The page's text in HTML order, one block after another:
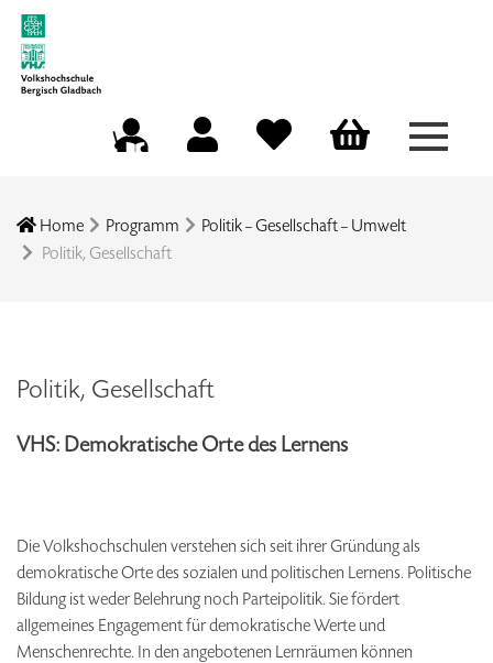
Menü
Home Programm
Politik – Gesellschaft – Umwelt
Politik, Gesellschaft
Politik, Gesellschaft
VHS: Demokratische Orte des Lernens
Die Volkshochschulen verstehen sich seit ihrer Gründung als
demokratische Orte des sozialen und politischen Lernens. Politische
Bildung ist weder Belehrung noch Parteipolitik. Sie fördert
allgemeines Engagement für demokratische Werte und
Menschenrechte. In den angebotenen Lernräumen können